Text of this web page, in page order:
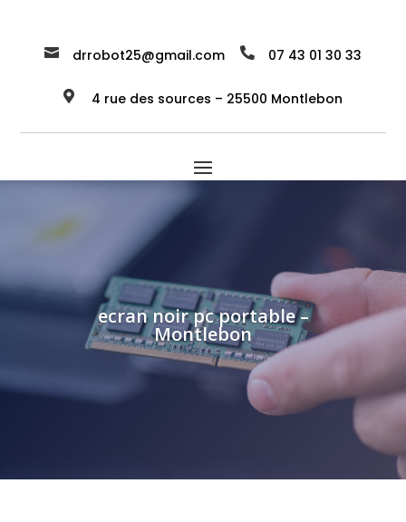
 drrobot25@gmail.com  07 43 01 30 33
 4 rue des sources – 25500 Montlebon
ecran noir pc portable –
Montlebon